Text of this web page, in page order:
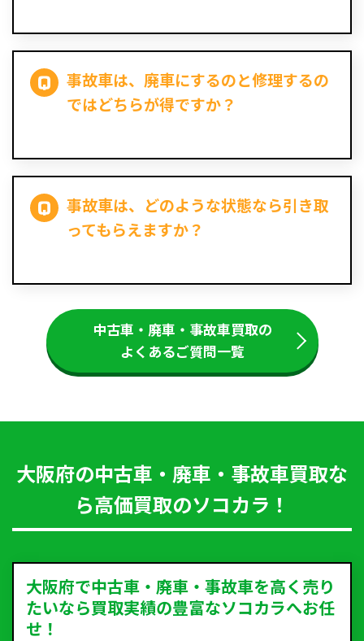
事故車は、廃車にするのと修理するの
ではどちらが得ですか？
事故車は、どのような状態なら引き取
ってもらえますか？
中古車・廃車・事故車買取の
よくあるご質問一覧
大阪府の中古車・廃車・事故車買取な
ら高価買取のソコカラ！
大阪府で中古車・廃車・事故車を高く売り
たいなら買取実績の豊富なソコカラへお任
せ！